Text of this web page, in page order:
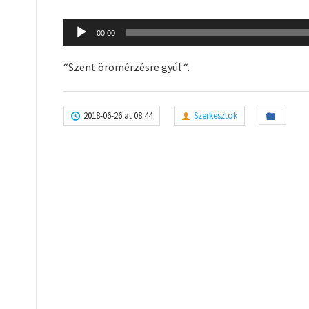
Audio
Player
00:00
“Szent örömérzésre gyúl “.
2018-06-26 at 08:44 Szerkesztok